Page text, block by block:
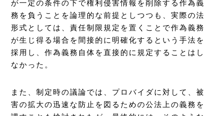
が一定の条件の下で権利侵害情報を削除する作為義
務を負うことを論理的な前提としつつも、実際の法
形式としては、責任制限規定を置くことで作為義務
が生じ得る場合を間接的に明確化するという手法を
採用し、作為義務自体を直接的に規定することはし
なかった。
また、制定時の議論では、プロバイダに対して、被
害の拡大の迅速な防止を図るための公法上の義務を